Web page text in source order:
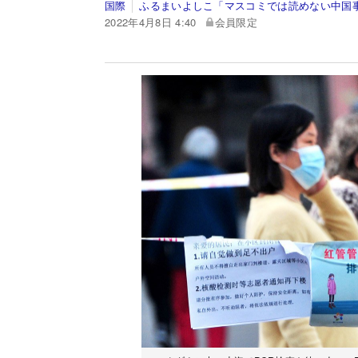
国際
ふるまいよしこ「マスコミでは読めない中国
2022年4月8日 4:40
会員限定